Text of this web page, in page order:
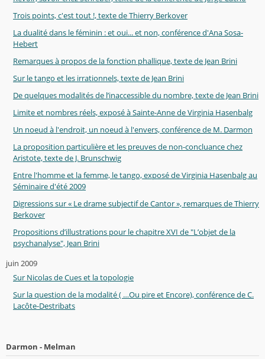
Trois points, c'est tout !, texte de Thierry Berkover
La dualité dans le féminin : et oui... et non, conférence d'Ana Sosa-
Hebert
Remarques à propos de la fonction phallique, texte de Jean Brini
Sur le tango et les irrationnels, texte de Jean Brini
De quelques modalités de l’inaccessible du nombre, texte de Jean Brini
Limite et nombres réels, exposé à Sainte-Anne de Virginia Hasenbalg
Un noeud à l'endroit, un noeud à l'envers, conférence de M. Darmon
La proposition particulière et les preuves de non-concluance chez
Aristote, texte de J. Brunschwig
Entre l'homme et la femme, le tango, exposé de Virginia Hasenbalg au
Séminaire d'été 2009
Digressions sur « Le drame subjectif de Cantor », remarques de Thierry
Berkover
Propositions d’illustrations pour le chapitre XVI de "L’objet de la
psychanalyse", Jean Brini
juin 2009
Sur Nicolas de Cues et la topologie
Sur la question de la modalité ( …Ou pire et Encore), conférence de C.
Lacôte-Destribats
Darmon - Melman